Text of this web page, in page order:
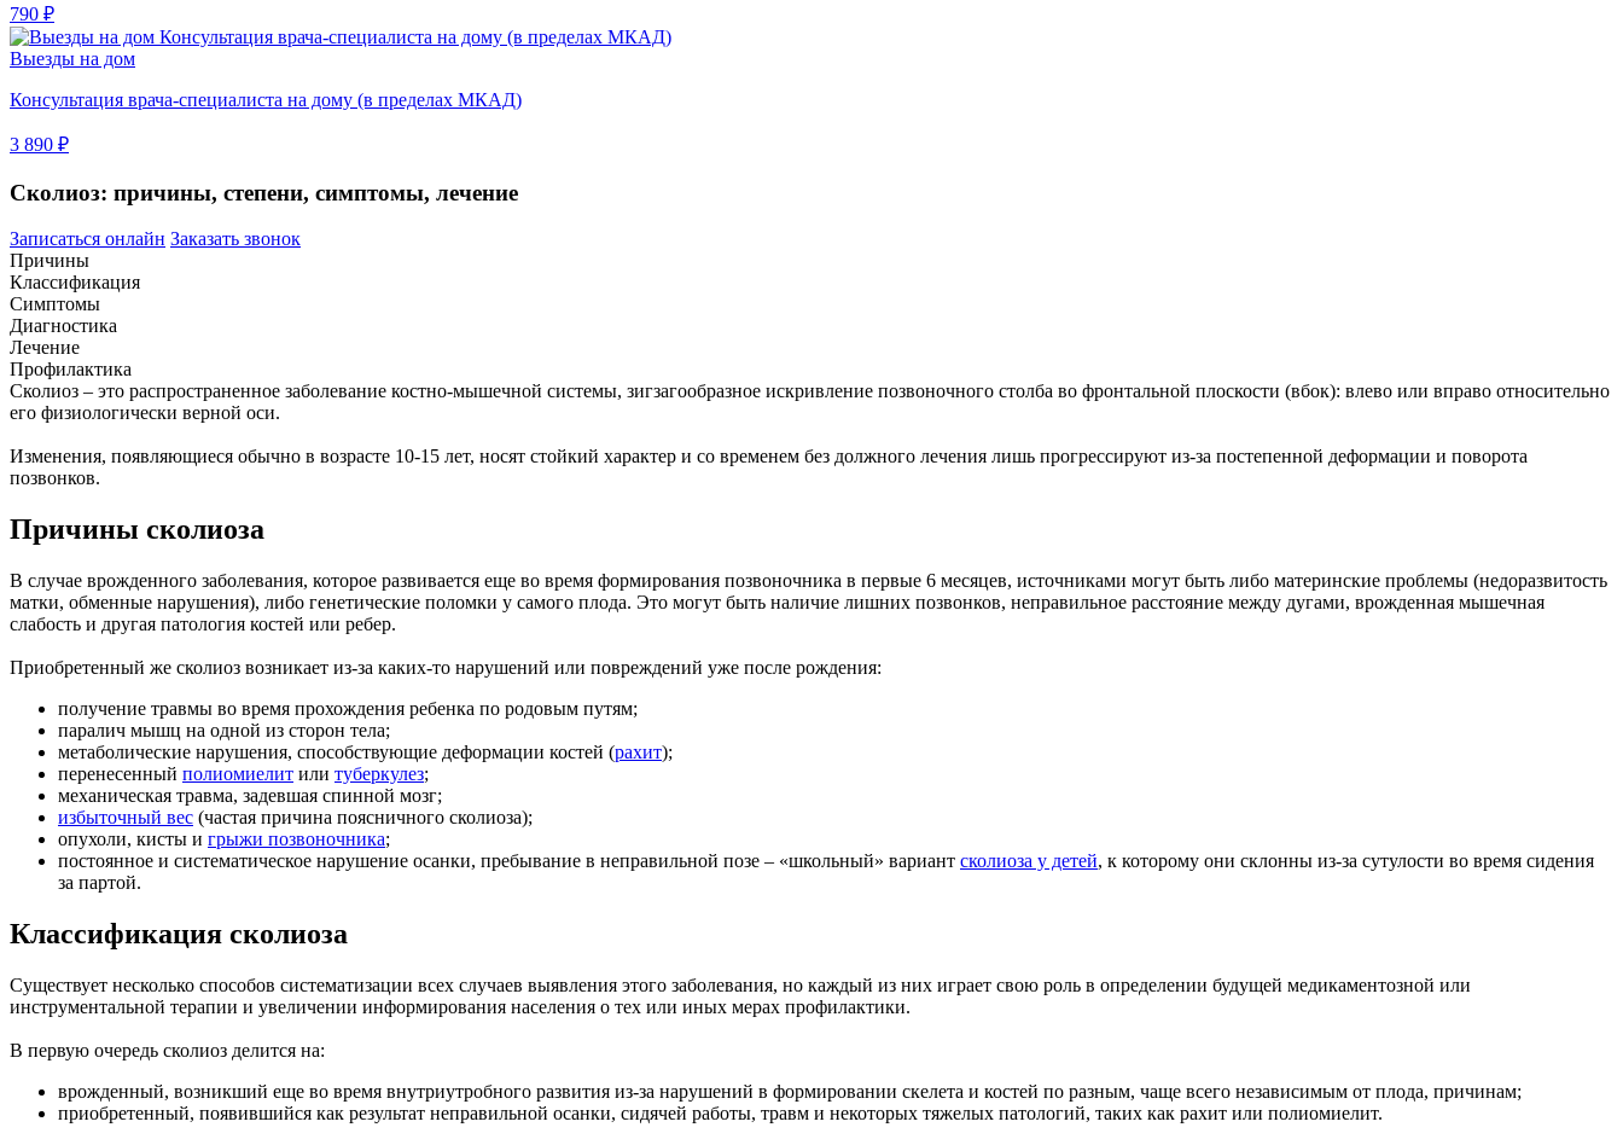
790 ₽
Выезды на дом
Консультация врача-специалиста на дому (в пределах МКАД)
3 890 ₽
Сколиоз: причины, степени, симптомы, лечение
Записаться онлайн Заказать звонок
Причины
Классификация
Симптомы
Диагностика
Лечение
Профилактика
Сколиоз – это распространенное заболевание костно-мышечной системы, зигзагообразное искривление позвоночного столба во фронтальной плоскости (вбок): влево или вправо относительно
его физиологически верной оси.
Изменения, появляющиеся обычно в возрасте 10-15 лет, носят стойкий характер и со временем без должного лечения лишь прогрессируют из-за постепенной деформации и поворота
позвонков.
Причины сколиоза
В случае врожденного заболевания, которое развивается еще во время формирования позвоночника в первые 6 месяцев, источниками могут быть либо материнские проблемы (недоразвитость
матки, обменные нарушения), либо генетические поломки у самого плода. Это могут быть наличие лишних позвонков, неправильное расстояние между дугами, врожденная мышечная
слабость и другая патология костей или ребер.
Приобретенный же сколиоз возникает из-за каких-то нарушений или повреждений уже после рождения:
получение травмы во время прохождения ребенка по родовым путям;
паралич мышц на одной из сторон тела;
метаболические нарушения, способствующие деформации костей (рахит);
перенесенный полиомиелит или туберкулез;
механическая травма, задевшая спинной мозг;
избыточный вес (частая причина поясничного сколиоза);
опухоли, кисты и грыжи позвоночника;
постоянное и систематическое нарушение осанки, пребывание в неправильной позе – «школьный» вариант сколиоза у детей, к которому они склонны из-за сутулости во время сидения
за партой.
Классификация сколиоза
Существует несколько способов систематизации всех случаев выявления этого заболевания, но каждый из них играет свою роль в определении будущей медикаментозной или
инструментальной терапии и увеличении информирования населения о тех или иных мерах профилактики.
В первую очередь сколиоз делится на:
врожденный, возникший еще во время внутриутробного развития из-за нарушений в формировании скелета и костей по разным, чаще всего независимым от плода, причинам;
приобретенный, появившийся как результат неправильной осанки, сидячей работы, травм и некоторых тяжелых патологий, таких как рахит или полиомиелит.